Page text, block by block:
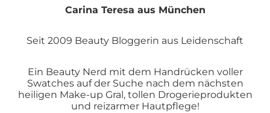
Carina Teresa aus München
Seit 2009 Beauty Bloggerin aus Leidenschaft
Ein Beauty Nerd mit dem Handrücken voller
Swatches auf der Suche nach dem nächsten
heiligen Make-up Gral, tollen Drogerieprodukten
und reizarmer Hautpflege!